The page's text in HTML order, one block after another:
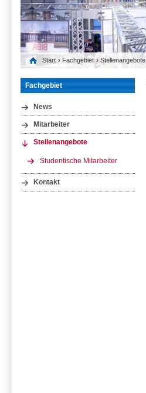
Start › Fachgebiet ›Stellenangebote
Fachgebiet
News
Mitarbeiter
Stellenangebote
Studentische Mitarbeiter
Kontakt